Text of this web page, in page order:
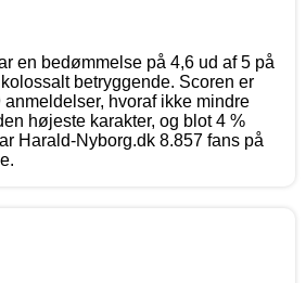
en bedømmelse på 4,6 ud af 5 på
betryggende. Scoren er
anmeldelser, hvoraf ikke mindre
højeste karakter, og blot 4 %
Harald-Nyborg.dk 8.857 fans på